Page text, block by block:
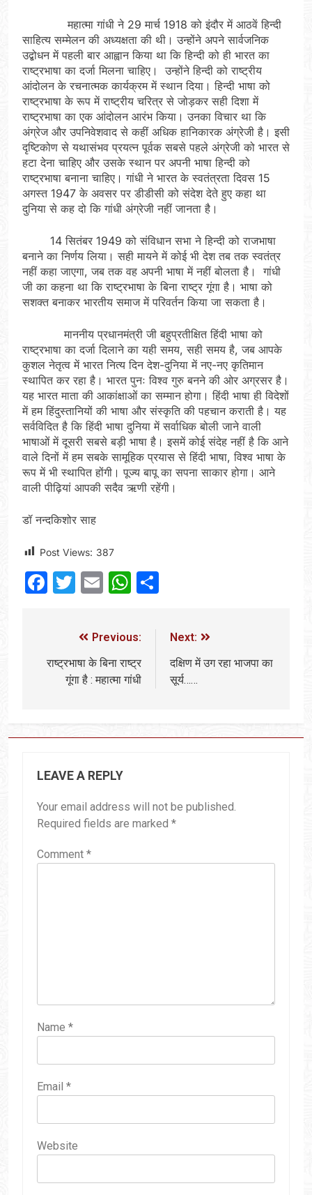
महात्मा गांधी ने 29 मार्च 1918 को इंदौर में आठवें हिन्दी
साहित्य सम्मेलन की अध्यक्षता की थी। उन्होंने अपने सार्वजनिक
उद्बोधन में पहली बार आह्वान किया था कि हिन्दी को ही भारत का
राष्ट्रभाषा का दर्जा मिलना चाहिए। उन्होंने हिन्दी को राष्ट्रीय
आंदोलन के रचनात्मक कार्यक्रम में स्थान दिया। हिन्दी भाषा को
राष्ट्रभाषा के रूप में राष्ट्रीय चरित्र से जोड़कर सही दिशा में
राष्ट्रभाषा का एक आंदोलन आरंभ किया। उनका विचार था कि
अंग्रेज और उपनिवेशवाद से कहीं अधिक हानिकारक अंग्रेजी है। इसी
दृष्टिकोण से यथासंभव प्रयत्न पूर्वक सबसे पहले अंग्रेजी को भारत से
हटा देना चाहिए और उसके स्थान पर अपनी भाषा हिन्दी को
राष्ट्रभाषा बनाना चाहिए। गांधी ने भारत के स्वतंत्रता दिवस 15
अगस्त 1947 के अवसर पर डीडीसी को संदेश देते हुए कहा था
दुनिया से कह दो कि गांधी अंग्रेजी नहीं जानता है।
14 सितंबर 1949 को संविधान सभा ने हिन्दी को राजभाषा
बनाने का निर्णय लिया। सही मायने में कोई भी देश तब तक स्वतंत्र
नहीं कहा जाएगा, जब तक वह अपनी भाषा में नहीं बोलता है। गांधी
जी का कहना था कि राष्ट्रभाषा के बिना राष्ट्र गूंगा है। भाषा को
सशक्त बनाकर भारतीय समाज में परिवर्तन किया जा सकता है।
माननीय प्रधानमंत्री जी बहुप्रतीक्षित हिंदी भाषा को
राष्ट्रभाषा का दर्जा दिलाने का यही समय, सही समय है, जब आपके
कुशल नेतृत्व में भारत नित्य दिन देश-दुनिया में नए-नए कृतिमान
स्थापित कर रहा है। भारत पुनः विश्व गुरु बनने की ओर अग्रसर है।
यह भारत माता की आकांक्षाओं का सम्मान होगा। हिंदी भाषा ही विदेशों
में हम हिंदुस्तानियों की भाषा और संस्कृति की पहचान कराती है। यह
सर्वविदित है कि हिंदी भाषा दुनिया में सर्वाधिक बोली जाने वाली
भाषाओं में दूसरी सबसे बड़ी भाषा है। इसमें कोई संदेह नहीं है कि आने
वाले दिनों में हम सबके सामूहिक प्रयास से हिंदी भाषा, विश्व भाषा के
रूप में भी स्थापित होंगी। पूज्य बापू का सपना साकार होगा। आने
वाली पीढ़ियां आपकी सदैव ऋणी रहेंगी।
डॉ नन्दकिशोर साह
Post Views: 387
Facebook
Twitter
EmailWhatsApp
Previous:
राष्ट्रभाषा के बिना राष्ट्र
गूंगा है : महात्मा गांधी
Next:
दक्षिण में उग रहा भाजपा का
सूर्य……
LEAVE A REPLY
Your email address will not be published.
Required fields are marked *
Comment *
Name *
Email *
Website